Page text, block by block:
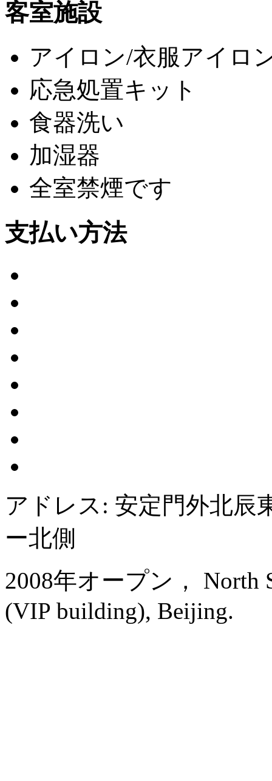
客室施設
アイロン/衣服アイロ
応急処置キット
食器洗い
加湿器
全室禁煙です
支払い方法
アドレス: 安定門外北辰
ー北側
2008年オープン， North
(VIP building), Beijing.